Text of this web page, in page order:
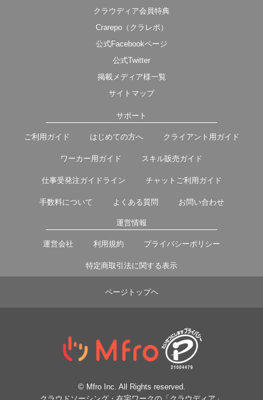
クラウディア会員特典
Crarepo（クラレポ）
公式Facebookページ
公式Twitter
掲載メディア様一覧
サイトマップ
サポート
ご利用ガイド はじめての方へ クライアント用ガイド
ワーカー用ガイド スキル販売ガイド
仕事受発注ガイドライン チャットご利用ガイド
手数料について よくある質問 お問い合わせ
運営情報
運営会社 利用規約 プライバシーポリシー
特定商取引法に関する表示
ページトップヘ
© Mfro Inc. All Rights reserved.